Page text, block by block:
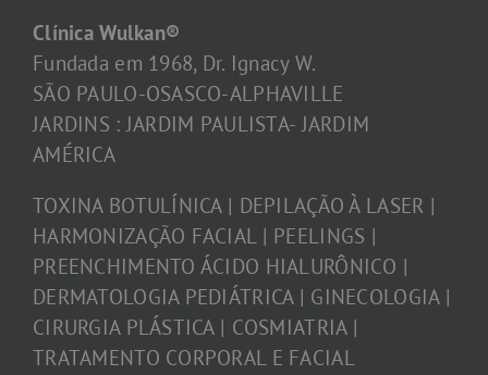
Clínica Wulkan®
Fundada em 1968, Dr. Ignacy W.
SÃO PAULO-OSASCO-ALPHAVILLE
JARDINS : JARDIM PAULISTA- JARDIM
AMÉRICA
TOXINA BOTULÍNICA | DEPILAÇÃO À LASER |
HARMONIZAÇÃO FACIAL | PEELINGS |
PREENCHIMENTO ÁCIDO HIALURÔNICO |
DERMATOLOGIA PEDIÁTRICA | GINECOLOGIA |
CIRURGIA PLÁSTICA | COSMIATRIA |
TRATAMENTO CORPORAL E FACIAL